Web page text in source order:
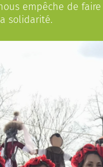
empêche de
solidarité.